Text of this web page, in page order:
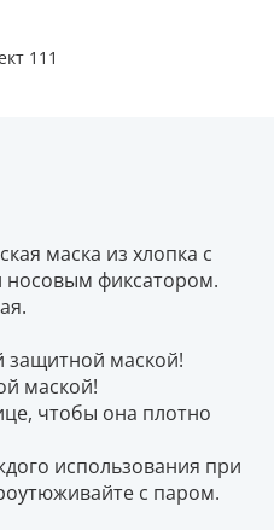
111
маска из хлопка с
фиксатором.
защитной маской!
маской!
чтобы она плотно
использования при
с паром.